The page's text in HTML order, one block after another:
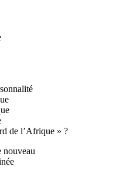
de l’Afrique » ?
nouveau